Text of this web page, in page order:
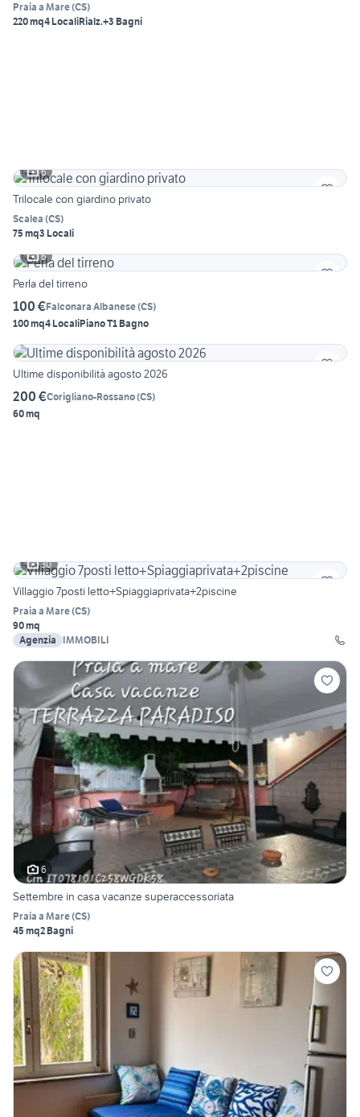
Praia a Mare(CS)
220 mq4 LocaliRialz.+3 Bagni
6
Trilocale con giardino privato
Scalea (CS)
75 mq3 Locali
6
Perla del tirreno
100 €Falconara Albanese(CS)
100 mq4 LocaliPiano T1 Bagno
Ultime disponibilità agosto 2026
200 €Corigliano-Rossano(CS)
60 mq
30
Villaggio 7posti letto+Spiaggiaprivata+2piscine
Praia a Mare(CS)
90 mq
Agenzia
IMMOBILI
6
Settembre in casa vacanze superaccessoriata
Praia a Mare(CS)
45 mq2 Bagni